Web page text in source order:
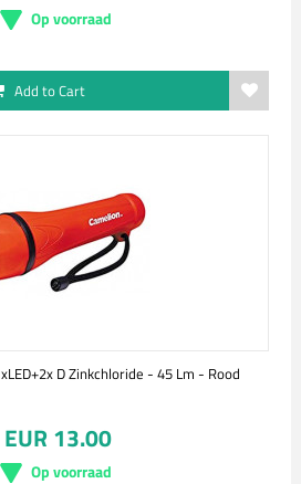
Op voorraad
Add to Cart
D Zinkchloride - 45 Lm - Rood
EUR 13.00
Op voorraad